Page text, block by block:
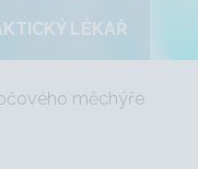
LÉKAŘ
měchýře